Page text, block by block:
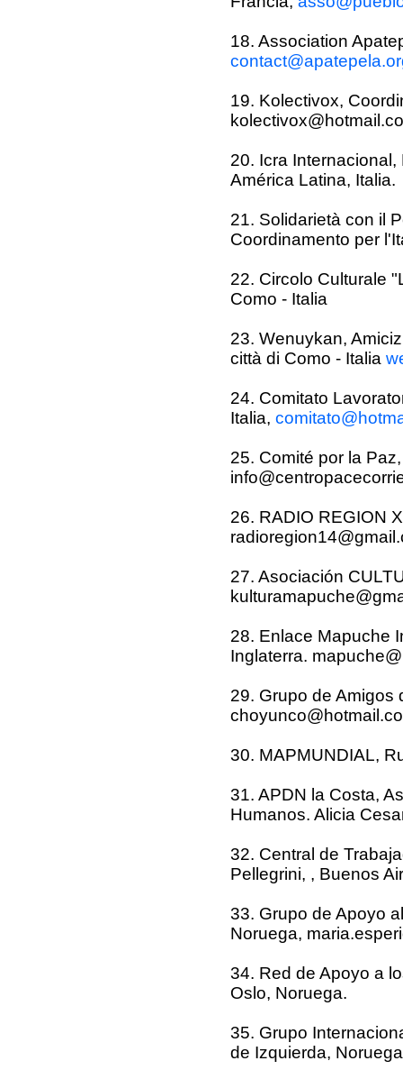
18. Association
19. Kolectivox,
20. Icra
América Latina, Italia.
21. Solidarietà con il
Coordinamento per
22. Circolo Culturale
Como - Italia
23. Wenuykan,
città di Como - Italia
24. Comitato
Italia,
25. Comité por la
26. RADIO REGION
27. Asociación
28. Enlace Mapuche
Inglaterra.
29. Grupo de Amigos
30. MAPMUNDIAL,
31. APDN la Costa,
Humanos. Alicia
32. Central de
Pellegrini, , Buenos
33. Grupo de Apoyo
Noruega,
34. Red de Apoyo a
Oslo, Noruega.
35. Grupo
de Izquierda, Noruega